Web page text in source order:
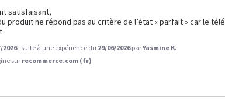
satisfaisant,
produit ne répond pas au critère de l’état « parfait » car le
2026 , suite à une expérience du 29/06/2026parYasmine K.
sur recommerce.com (fr)